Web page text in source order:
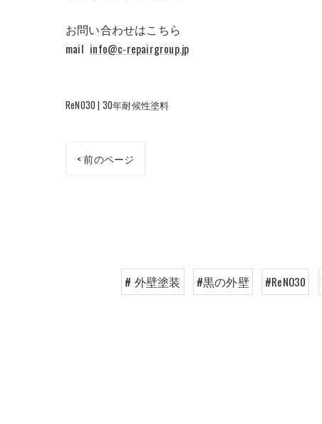
お問い合わせはこちら
mail info@c-repairgroup.jp
ReNO30 | 30年耐候性塗料
< 前のページ
# 外壁塗装 #黒の外壁 #ReNO30